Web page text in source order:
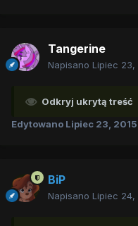
Tangerine
Napisano Lipiec 23,
Odkryj ukrytą treść
Edytowano Lipiec 23, 2015
BiP
Napisano Lipiec 24,